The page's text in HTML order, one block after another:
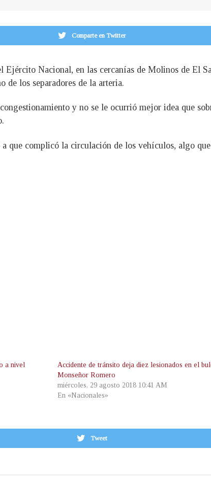
Comparte en Twitter
Ejército Nacional, en las cercanías de Molinos de El
los separadores de la arteria.
y no se le ocurrió mejor idea que
a que complicó la circulación de los vehículos, algo
a nivel
Accidente de tránsito deja diez lesionados en el
Monseñor Romero
miércoles, 29 agosto 2018 10:41 AM
En «Nacionales»
Tweet